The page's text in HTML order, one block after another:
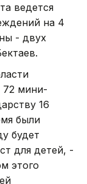
ведется
на 4
- двух
72 мини-
16
были
будет
для детей, -
этого